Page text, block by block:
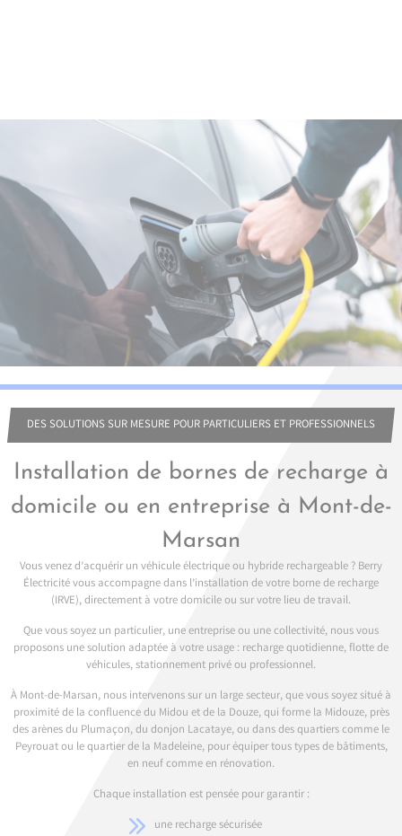
DES SOLUTIONS SUR MESURE POUR PARTICULIERS ET PROFESSIONNELS
Installation de bornes de recharge à
domicile ou en entreprise à Mont-de-
Marsan
Vous venez d’acquérir un véhicule électrique ou hybride rechargeable ? Berry
Électricité vous accompagne dans l’installation de votre borne de recharge
(IRVE), directement à votre domicile ou sur votre lieu de travail.
Que vous soyez un particulier, une entreprise ou une collectivité, nous vous
proposons une solution adaptée à votre usage : recharge quotidienne, flotte de
véhicules, stationnement privé ou professionnel.
À Mont-de-Marsan, nous intervenons sur un large secteur, que vous soyez situé à
proximité de la confluence du Midou et de la Douze, qui forme la Midouze, près
des arènes du Plumaçon, du donjon Lacataye, ou dans des quartiers comme le
Peyrouat ou le quartier de la Madeleine, pour équiper tous types de bâtiments,
en neuf comme en rénovation.
Chaque installation est pensée pour garantir :
une recharge sécurisée